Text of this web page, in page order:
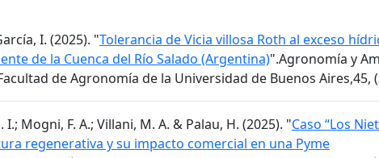
I. (2025). "Tolerancia de Vicia villosa Roth al exceso
de la Cuenca del Río Salado (Argentina)".Agronomía y
de Agronomía de la Universidad de Buenos Aires,45,
I.; Mogni, F. A.; Villani, M. A. & Palau, H. (2025). "Caso “Los
regenerativa y su impacto comercial en una Pyme